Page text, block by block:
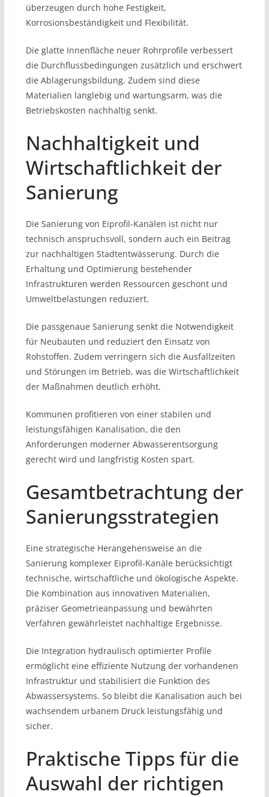
überzeugen durch hohe Festigkeit,
Korrosionsbeständigkeit und Flexibilität.
Die glatte Innenfläche neuer Rohrprofile verbessert
die Durchflussbedingungen zusätzlich und erschwert
die Ablagerungsbildung. Zudem sind diese
Materialien langlebig und wartungsarm, was die
Betriebskosten nachhaltig senkt.
Nachhaltigkeit und
Wirtschaftlichkeit der
Sanierung
Die Sanierung von Eiprofil-Kanälen ist nicht nur
technisch anspruchsvoll, sondern auch ein Beitrag
zur nachhaltigen Stadtentwässerung. Durch die
Erhaltung und Optimierung bestehender
Infrastrukturen werden Ressourcen geschont und
Umweltbelastungen reduziert.
Die passgenaue Sanierung senkt die Notwendigkeit
für Neubauten und reduziert den Einsatz von
Rohstoffen. Zudem verringern sich die Ausfallzeiten
und Störungen im Betrieb, was die Wirtschaftlichkeit
der Maßnahmen deutlich erhöht.
Kommunen profitieren von einer stabilen und
leistungsfähigen Kanalisation, die den
Anforderungen moderner Abwasserentsorgung
gerecht wird und langfristig Kosten spart.
Gesamtbetrachtung der
Sanierungsstrategien
Eine strategische Herangehensweise an die
Sanierung komplexer Eiprofil-Kanäle berücksichtigt
technische, wirtschaftliche und ökologische Aspekte.
Die Kombination aus innovativen Materialien,
präziser Geometrieanpassung und bewährten
Verfahren gewährleistet nachhaltige Ergebnisse.
Die Integration hydraulisch optimierter Profile
ermöglicht eine effiziente Nutzung der vorhandenen
Infrastruktur und stabilisiert die Funktion des
Abwassersystems. So bleibt die Kanalisation auch bei
wachsendem urbanem Druck leistungsfähig und
sicher.
Praktische Tipps für die
Auswahl der richtigen